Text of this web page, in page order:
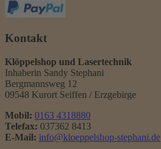
Kontakt
Klöppelshop und Lasertechnik
Inhaberin Sandy Stephani
Bergmannsweg 12
09548 Kurort Seiffen / Erzgebirge
Mobil: 0163 4318880
Telefax: 037362 8413
E-Mail: info@kloeppelshop-stephani.de